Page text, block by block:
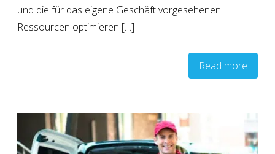
und die für das eigene Geschäft vorgesehenen
Ressourcen optimieren […]
Read more